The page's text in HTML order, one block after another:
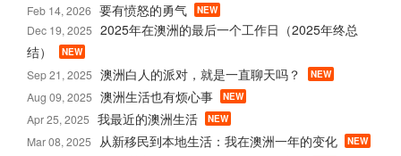
Feb 14, 2026 要有愤怒的勇气 NEW
Dec 19, 2025 2025年在澳洲的最后一个工作日（2025年终总
结）
NEW
Sep 21, 2025 澳洲白人的派对，就是一直聊天吗？ NEW
Aug 09, 2025 澳洲生活也有烦心事 NEW
Apr 25, 2025 我最近的澳洲生活 NEW
Mar 08, 2025 从新移民到本地生活：我在澳洲一年的变化 NEW